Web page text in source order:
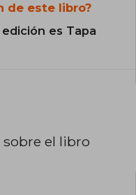
de este libro?
es Tapa
el libro